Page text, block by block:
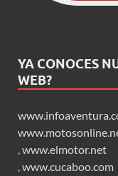
YA CONOCES
WEB?
,www.elmotor.net
,www.cucaboo.com